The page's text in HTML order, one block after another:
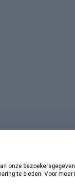
onze
te bieden. Voor